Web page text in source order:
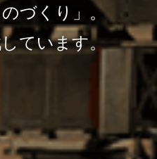
づくり」。
ています。
設備まで、
企業です。